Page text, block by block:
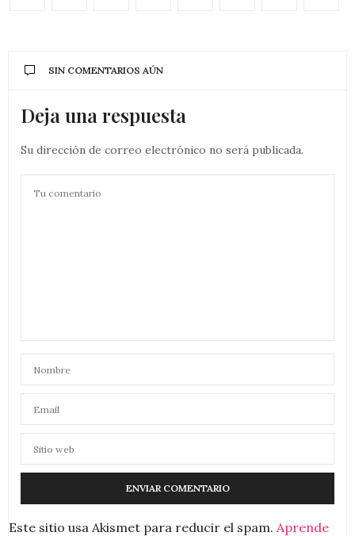
SIN COMENTARIOS AÚN
Deja una respuesta
Su dirección de correo electrónico no será publicada.
Este sitio usa Akismet para reducir el spam. Aprende